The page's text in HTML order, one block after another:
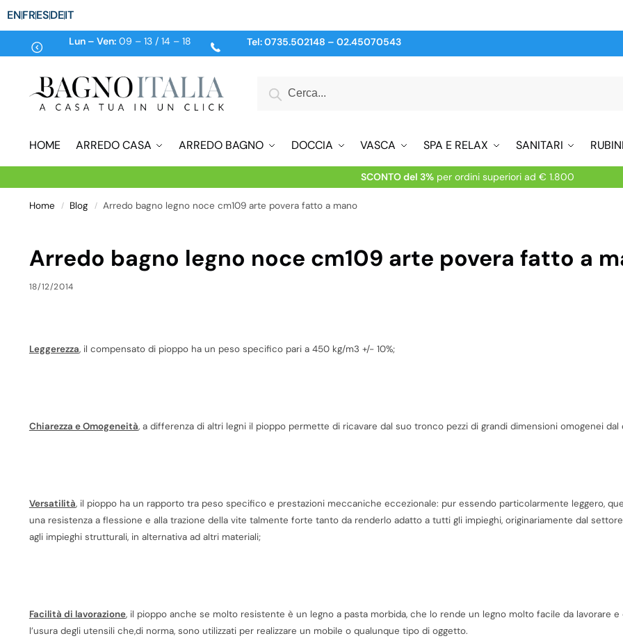
ENFRESDEIT
Lun – Ven:09 – 13 / 14 – 18 Tel:0735.502148 – 02.45070543
HOME ARREDO CASA ARREDO BAGNO DOCCIA VASCA SPA E RELAX SANITARI
SCONTO del 3%per ordini superiori ad € 1.800
Home / Blog / Arredo bagno legno noce cm109 arte povera fatto a mano
Arredo bagno legno noce cm109 arte povera fatto a
18/12/2014
Leggerezza, il compensato di pioppo ha un peso specifico pari a 450 kg/m3 +/- 10%;
Chiarezza e Omogeneità, a differenza di altri legni il pioppo permette di ricavare dal suo tronco pezzi di grandi dimensioni omogenei dal
Versatilità, il pioppo ha un rapporto tra peso specifico e prestazioni meccaniche eccezionale: pur essendo particolarmente leggero,
una resistenza a flessione e alla trazione della vite talmente forte tanto da renderlo adatto a tutti gli impieghi, originariamente dal
agli impieghi strutturali, in alternativa ad altri materiali;
Facilità di lavorazione, il pioppo anche se molto resistente è un legno a pasta morbida, che lo rende un legno molto facile da lavorare e
l’usura degli utensili che,di norma, sono utilizzati per realizzare un mobile o qualunque tipo di oggetto.